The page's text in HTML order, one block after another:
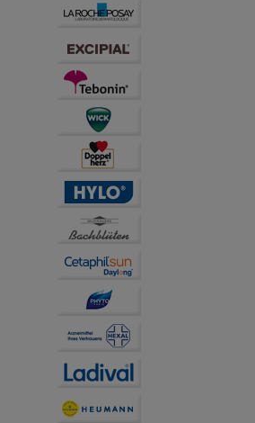
mit deren Hilfe wir unsere
optimieren können, den Inhalt
aber auch die Werbung auf
relevant für Sie zu gestalten.
dass Daten hierfür teilweise an
oder soziale Medien